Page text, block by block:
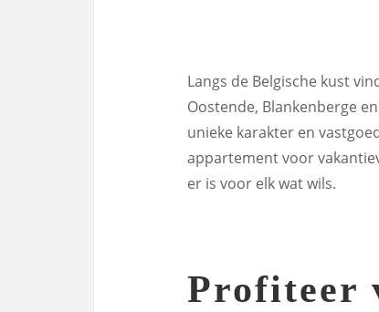
Langs de Belgische kust
Oostende, Blankenberge
unieke karakter en
appartement voor
er is voor elk wat wils.
Profiteer